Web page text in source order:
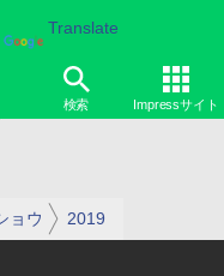
Translate
検索 Impressサイト
ョウ 2019